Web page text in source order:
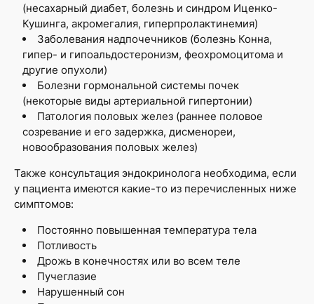
(несахарный диабет, болезнь и синдром Иценко-
Кушинга, акромегалия, гиперпролактинемия)
Заболевания надпочечников (болезнь Конна,
гипер- и гипоальдостеронизм, феохромоцитома и
другие опухоли)
Болезни гормональной системы почек
(некоторые виды артериальной гипертонии)
Патология половых желез (раннее половое
созревание и его задержка, дисменореи,
новообразования половых желез)
Также консультация эндокринолога необходима, если
у пациента имеются какие-то из перечисленных ниже
симптомов:
Постоянно повышенная температура тела
Потливость
Дрожь в конечностях или во всем теле
Пучеглазие
Нарушенный сон